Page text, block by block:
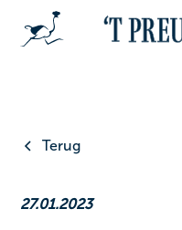
Terug
27.01.2023